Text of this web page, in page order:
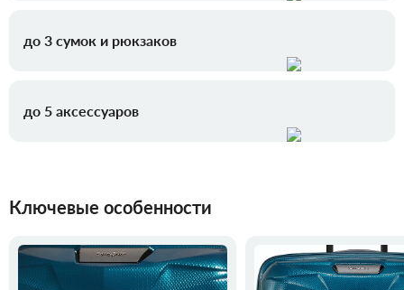
до 3 сумок и рюкзаков
до 5 аксессуаров
Ключевые особенности